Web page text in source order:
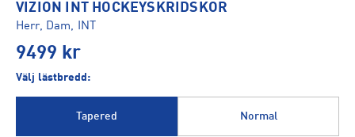
VIZION INT HOCKEYSKRIDSKOR
Herr, Dam, INT
9499 kr
Välj lästbredd:
Tapered Normal